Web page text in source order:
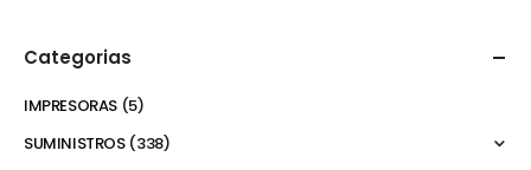
Categorias
IMPRESORAS (5)
SUMINISTROS (338)